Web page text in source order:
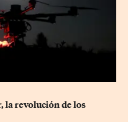
la revolución de los